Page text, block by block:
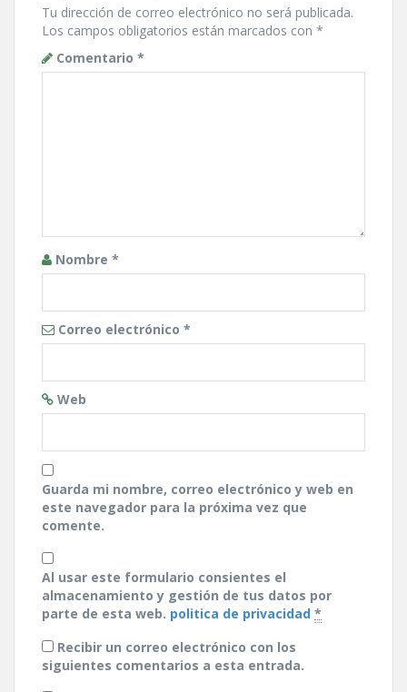
Tu dirección de correo electrónico no será publicada.
Los campos obligatorios están marcados con *
Comentario *
Nombre *
Correo electrónico *
Web
Guarda mi nombre, correo electrónico y web en
este navegador para la próxima vez que
comente.
Al usar este formulario consientes el
almacenamiento y gestión de tus datos por
parte de esta web. politica de privacidad *
Recibir un correo electrónico con los
siguientes comentarios a esta entrada.